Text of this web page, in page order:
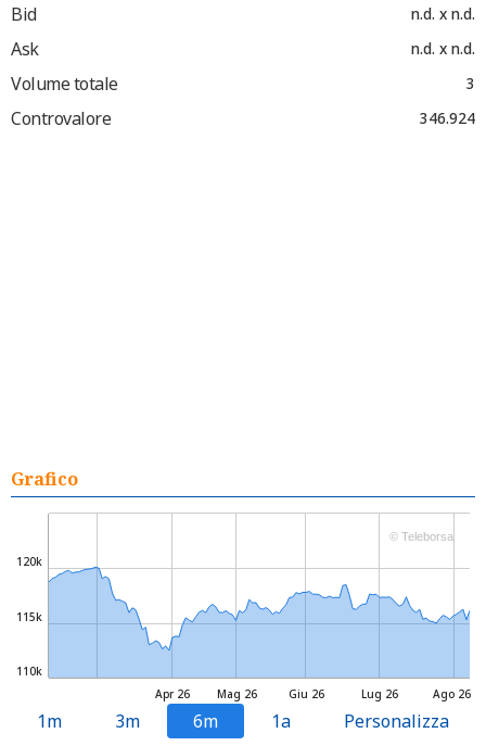
Bid n.d. x n.d.
Ask n.d. x n.d.
Volume totale 3
Controvalore 346.924
Grafico
Mag 26 Lug 26
Apr 26 Giu 26 Ago 26
110k
115k
120k
© Teleborsa
1m 3m 6m 1a Personalizza